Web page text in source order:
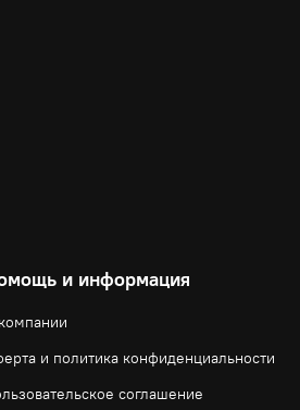
и информация
и политика конфиденциальности
соглашение